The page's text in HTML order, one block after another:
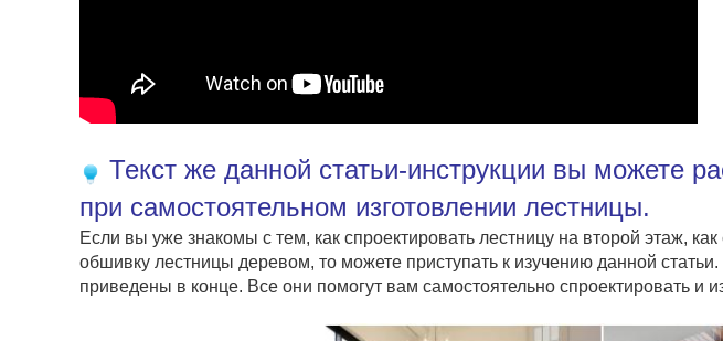
Текст же данной статьи-инструкции вы можете
при самостоятельном изготовлении лестницы.
Если вы уже знакомы с тем, как спроектировать лестницу на второй этаж,
обшивку лестницы деревом, то можете приступать к изучению данной
приведены в конце. Все они помогут вам самостоятельно спроектировать и